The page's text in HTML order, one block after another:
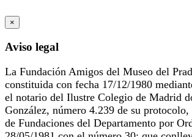
×
Aviso legal
La Fundación Amigos del Museo del
constituida con fecha 17/12/1980
el notario del Ilustre Colegio de Madrid
González, número 4.239 de su
de Fundaciones del Departamento por